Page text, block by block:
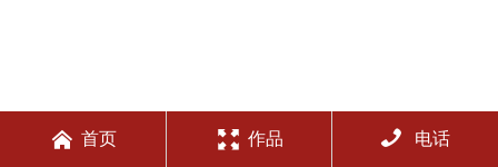
 首页  作品  电话